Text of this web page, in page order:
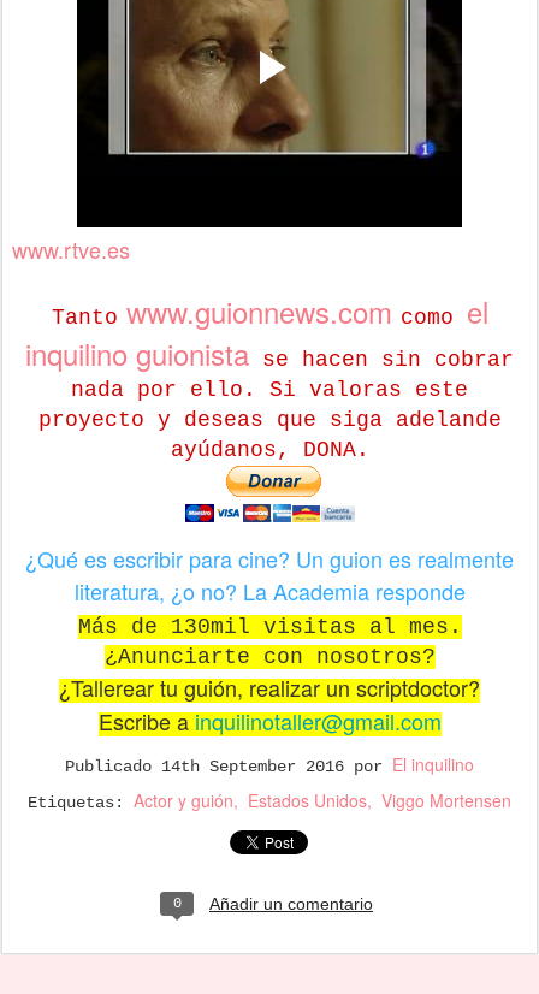
www.rtve.es
Tanto www.guionnews.com como el
inquilino guionista se hacen sin cobrar
nada por ello. Si valoras este
proyecto y deseas que siga adelande
ayúdanos, DONA.
¿Qué es escribir para cine? Un guion es realmente
literatura, ¿o no? La Academia responde
Más de 130mil visitas al mes.
¿Anunciarte con nosotros?
¿Tallerear tu guión, realizar un scriptdoctor?
Escribe ainquilinotaller@gmail.com
Publicado 14th September 2016 por El inquilino
Etiquetas: Actor y guión Estados Unidos Viggo Mortensen
0 Añadir un comentario